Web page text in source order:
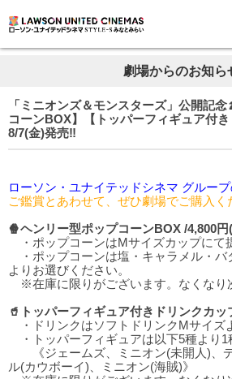
劇場からのお知ら
「ミニオンズ＆モンスターズ」公開記
コーンBOX】【トッパーフィギュア付き
8/7(金)発売‼️
ローソン・ユナイテッドシネマ グルー
ご鑑賞とあわせて、ぜひ劇場でご購入く
🍿ヘンリー型ポップコーンBOX /4,800円
・ポップコーンはMサイズカップにて
・ポップコーンは塩・キャラメル・バ
よりお選びください。
※在庫に限りがございます。なくなり
🥤トッパーフィギュア付きドリンクカッ
・ドリンクはソフトドリンクMサイズ
・トッパーフィギュアは以下5種より1
《ジェームズ、ミニオン(未開人)、
ル(カウボーイ)、ミニオン(海賊)》